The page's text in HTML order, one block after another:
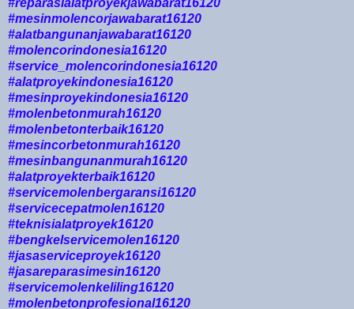
#mesinmolencorjawabarat16120
#alatbangunanjawabarat16120
#molencorindonesia16120
#service_molencorindonesia16120
#alatproyekindonesia16120
#mesinproyekindonesia16120
#molenbetonmurah16120
#molenbetonterbaik16120
#mesincorbetonmurah16120
#mesinbangunanmurah16120
#alatproyekterbaik16120
#servicemolenbergaransi16120
#servicecepatmolen16120
#teknisialatproyek16120
#bengkelservicemolen16120
#jasaserviceproyek16120
#jasareparasimesin16120
#servicemolenkeliling16120
#molenbetonprofesional16120